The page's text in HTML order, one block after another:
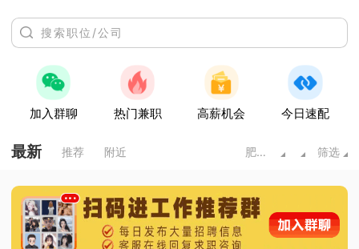
加入群聊 热门兼职 高薪机会 今日速配
最新 推荐 附近 肥城市 筛选